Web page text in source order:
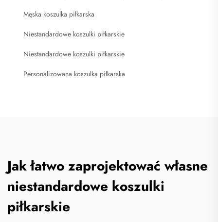
Męska koszulka piłkarska
Niestandardowe koszulki piłkarskie
Niestandardowe koszulki piłkarskie
Personalizowana koszulka piłkarska
Jak łatwo zaprojektować własne
niestandardowe koszulki
piłkarskie